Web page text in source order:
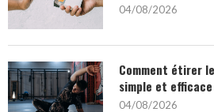
04/08/2026
Comment étirer
simple et efficace
04/08/2026